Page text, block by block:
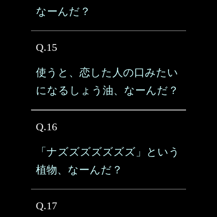
なーんだ？
Q.15
使うと、恋した人の口みたい
になるしょう油、なーんだ？
Q.16
「ナズズズズズズズ」という
植物、なーんだ？
Q.17